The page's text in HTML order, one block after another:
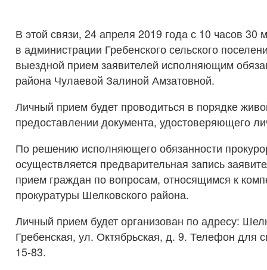
В этой связи, 24 апреля 2019 года с 10 часов 30
в администрации Гребенского сельского
выездной прием заявителей исполняющим
района Чулаевой Залиной Амзатовной.
Личный прием будет проводиться в порядке
предоставлении документа, удостоверяющего
По решению исполняющего обязанности
осуществляется предварительная запись
прием граждан по вопросам, относящимся к
прокуратуры Шелковского района.
Личный прием будет организован по адресу:
Гребенская, ул. Октябрьская, д. 9. Телефон для
15-83.